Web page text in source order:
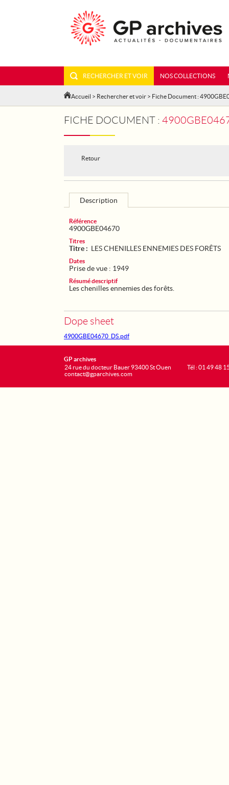
RECHERCHER ET VOIR NOS COLLECTIONS
Accueil > Rechercher et voir > Fiche Document :
FICHE DOCUMENT :
Retour
Description
Référence
4900GBE04670
Titres
Titre : LES CHENILLES ENNEMIES DES FORÊTS
Dates
Prise de vue : 1949
Résumé descriptif
Les chenilles ennemies des forêts.
Dope sheet
4900GBE04670_DS.pdf
GP archives
24 rue du docteur Bauer 93400 St Ouen
contact@gparchives.com
Tél : 01 49 48